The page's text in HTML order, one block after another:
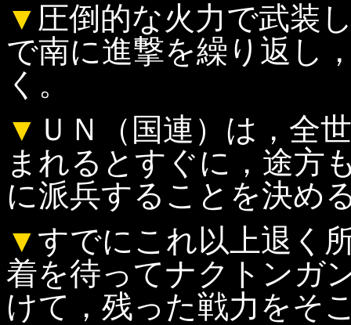
▼ 圧倒的な火力で武装
で南に進撃を繰り返し
く。
▼ ＵＮ（国連）は，全
まれるとすぐに，途方
に派兵することを決め
▼ すでにこれ以上退く
着を待ってナクトンガ
けて，残った戦力をそ